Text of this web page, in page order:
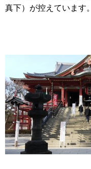
真下）が控えています。